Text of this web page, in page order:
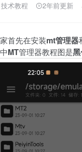
技术教程 2年前更新
家首先在安装mt管理器
中MT管理器教程图是黑